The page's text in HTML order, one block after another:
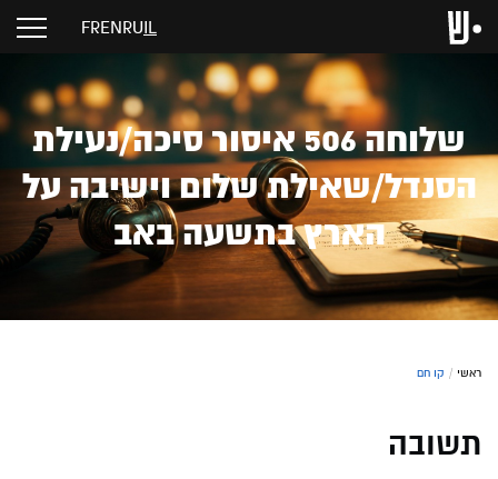
IL
RU
EN
FR
שלוחה 506 איסור סיכה/נעילת
הסנדל/שאילת שלום וישיבה על
הארץ בתשעה באב
ראשי / קו חם
תשובה